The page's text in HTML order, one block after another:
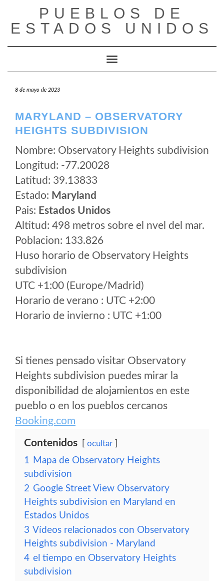
contenido
PUEBLOS DE
ESTADOS UNIDOS
Cambiar modo de navegación
8 de mayo de 2023
MARYLAND – OBSERVATORY
HEIGHTS SUBDIVISION
Nombre: Observatory Heights subdivision
Longitud: -77.20028
Latitud: 39.13833
Estado: Maryland
Pais: Estados Unidos
Altitud: 498 metros sobre el nvel del mar.
Poblacion: 133.826
Huso horario de Observatory Heights
subdivision
UTC +1:00 (Europe/Madrid)
Horario de verano : UTC +2:00
Horario de invierno : UTC +1:00
Si tienes pensado visitar Observatory
Heights subdivision puedes mirar la
disponibilidad de alojamientos en este
pueblo o en los pueblos cercanos
Booking.com
Contenidos ocultar
1 Mapa de Observatory Heights
subdivision
2 Google Street View Observatory
Heights subdivision en Maryland en
Estados Unidos
3 Vídeos relacionados con Observatory
Heights subdivision - Maryland
4 el tiempo en Observatory Heights
subdivision